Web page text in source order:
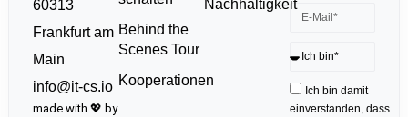
60313
Frankfurt am
Main
info@it-cs.io
made with 💖 by
Behind the
Scenes Tour
Kooperationen
Nachhaltigkeit
Ich bin damit
einverstanden, dass